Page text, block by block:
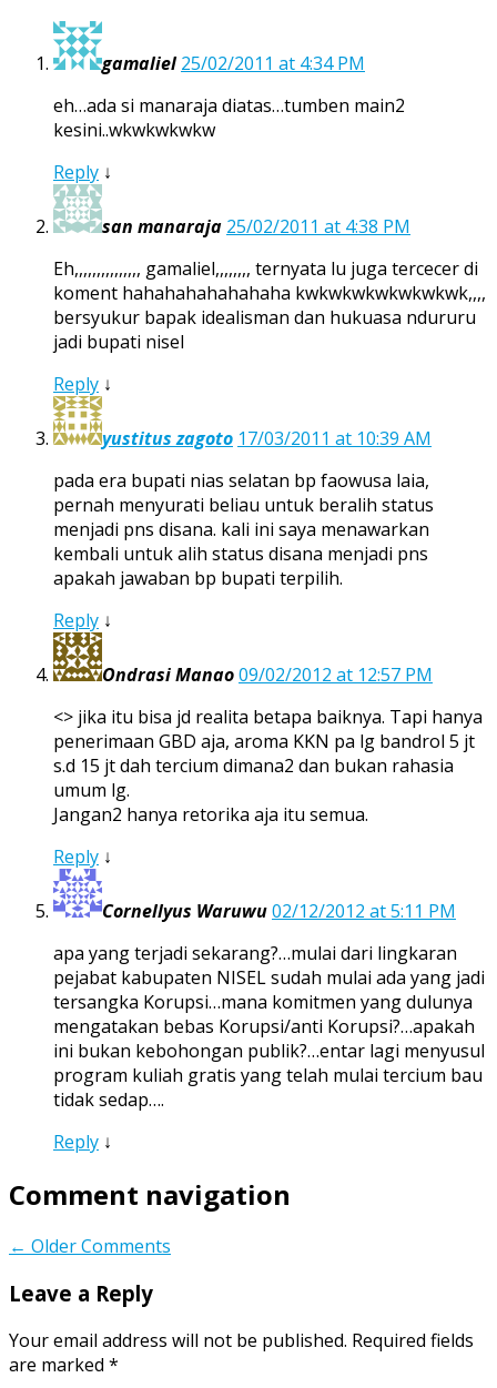
gamaliel 25/02/2011 at 4:34 PM
eh…ada si manaraja diatas…tumben main2
kesini..wkwkwkwkw
Reply ↓
san manaraja 25/02/2011 at 4:38 PM
Eh,,,,,,,,,,,,,,, gamaliel,,,,,,,, ternyata lu juga tercecer di
koment hahahahahahahaha kwkwkwkwkwkwkwk,,,,
bersyukur bapak idealisman dan hukuasa ndururu
jadi bupati nisel
Reply ↓
yustitus zagoto 17/03/2011 at 10:39 AM
pada era bupati nias selatan bp faowusa laia,
pernah menyurati beliau untuk beralih status
menjadi pns disana. kali ini saya menawarkan
kembali untuk alih status disana menjadi pns
apakah jawaban bp bupati terpilih.
Reply ↓
Ondrasi Manao09/02/2012 at 12:57 PM
<> jika itu bisa jd realita betapa baiknya. Tapi hanya
penerimaan GBD aja, aroma KKN pa lg bandrol 5 jt
s.d 15 jt dah tercium dimana2 dan bukan rahasia
umum lg.
Jangan2 hanya retorika aja itu semua.
Reply ↓
Cornellyus Waruwu02/12/2012 at 5:11 PM
apa yang terjadi sekarang?…mulai dari lingkaran
pejabat kabupaten NISEL sudah mulai ada yang jadi
tersangka Korupsi…mana komitmen yang dulunya
mengatakan bebas Korupsi/anti Korupsi?…apakah
ini bukan kebohongan publik?…entar lagi menyusul
program kuliah gratis yang telah mulai tercium bau
tidak sedap….
Reply ↓
Comment navigation
← Older Comments
Leave a Reply
Your email address will not be published. Required fields
are marked *